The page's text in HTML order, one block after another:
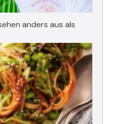
anders aus als